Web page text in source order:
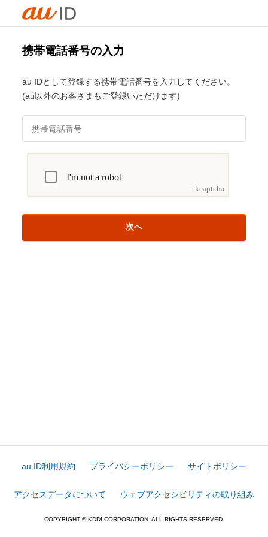
携帯電話番号の入力
au IDとして登録する携帯電話番号を入力してください。
(au以外のお客さまもご登録いただけます)
次へ
au ID利用規約 プライバシーポリシー サイトポリシー
アクセスデータについて ウェブアクセシビリティの取り組み
COPYRIGHT © KDDI CORPORATION. ALL RIGHTS RESERVED.